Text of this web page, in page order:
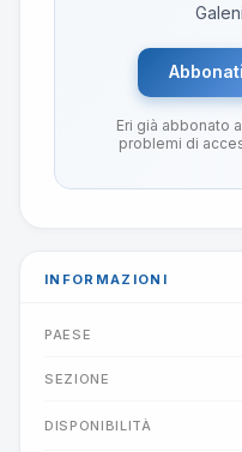
Abbonati
Eri già abbonato
problemi di
INFORMAZIONI
PAESE
SEZIONE
DISPONIBILITÀ